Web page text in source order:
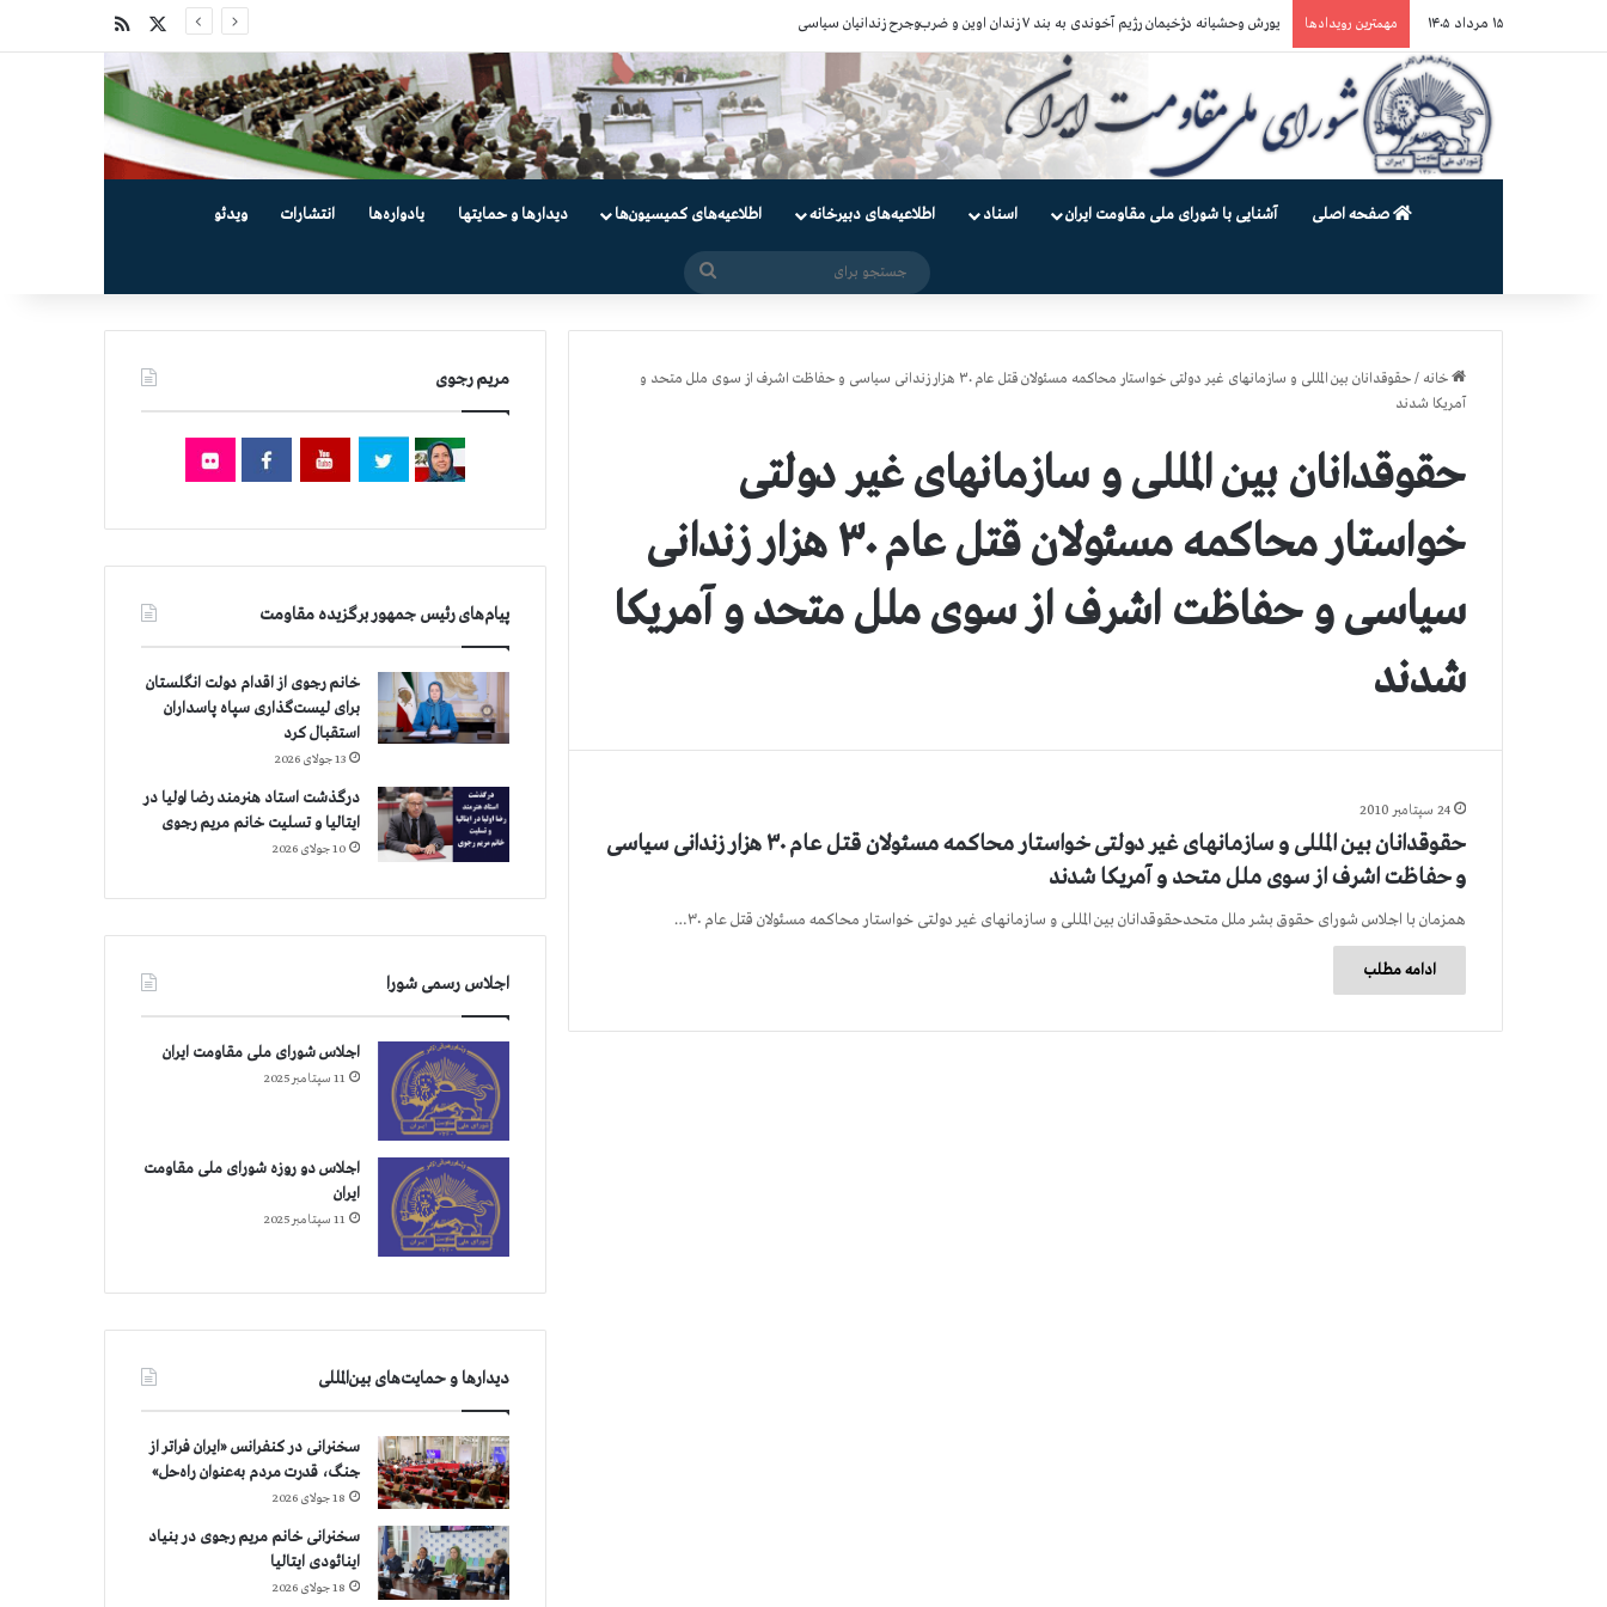
۱۵ مرداد ۱۴۰۵ مهمترین رویدادها یورش وحشیانه دژخیمان رژیم آخوندی به بند ۷ زندان اوین و ضرب‌وجرح زندانیان سیاسی
صفحه اصلی آشنایی با شورای ملی مقاومت ایران اسناد اطلاعیه‌های دبیرخانه اطلاعیه‌های کمیسیون‌‌ها دیدارها و حمایتها یادواره‌ها انتشارات ویدئو
خانه /
حقوقدانان بین المللی و سازمانهای غیر دولتی خواستار محاکمه مسئولان قتل عام ۳۰ هزار زندانی سیاسی و حفاظت اشرف از سوی ملل متحد و
آمریکا شدند
حقوقدانان بین المللی و سازمانهای غیر دولتی
خواستار محاکمه مسئولان قتل عام ۳۰ هزار زندانی
سیاسی و حفاظت اشرف از سوی ملل متحد و آمریکا
شدند
24 سپتامبر 2010
حقوقدانان بین المللی و سازمانهای غیر دولتی خواستار محاکمه مسئولان قتل عام ۳۰ هزار زندانی سیاسی
و حفاظت اشرف از سوی ملل متحد و آمریکا شدند
همزمان با اجلاس شورای حقوق بشر ملل متحدحقوقدانان بین المللی و سازمانهای غیر دولتی خواستار محاکمه مسئولان قتل عام ۳۰…
ادامه مطلب
مریم رجوی
پیام‌های رئیس جمهور برگزیده مقاومت
خانم رجوی از اقدام دولت انگلستان
برای لیست‌گذاری سپاه پاسداران
استقبال کرد
13 جولای 2026
درگذشت استاد هنرمند رضا اولیا در
ایتالیا و تسلیت خانم مریم رجوی
10 جولای 2026
اجلاس رسمی شورا
اجلاس شورای ملی مقاومت ایران
11 سپتامبر 2025
اجلاس دو روزه شورای ملی مقاومت
ایران
11 سپتامبر 2025
دیدارها و حمایت‌های بین‌المللی
سخنرانی در کنفرانس «ایران فراتر از
جنگ، قدرت مردم به‌عنوان راه‌حل»
18 جولای 2026
سخنرانی خانم مریم رجوی در بنیاد
اینائودی ایتالیا
18 جولای 2026